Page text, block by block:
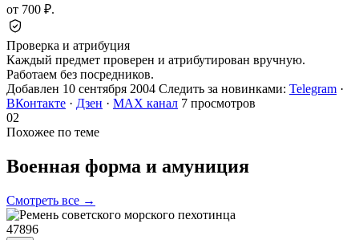
от 700 ₽.
Проверка и атрибуция
Каждый предмет проверен и атрибутирован вручную.
Работаем без посредников.
Добавлен 10 сентября 2004 Следить за новинками: Telegram ·
ВКонтакте · Дзен · MAX канал 7 просмотров
02
Похожее по теме
Военная форма и амуниция
Смотреть все →
47896